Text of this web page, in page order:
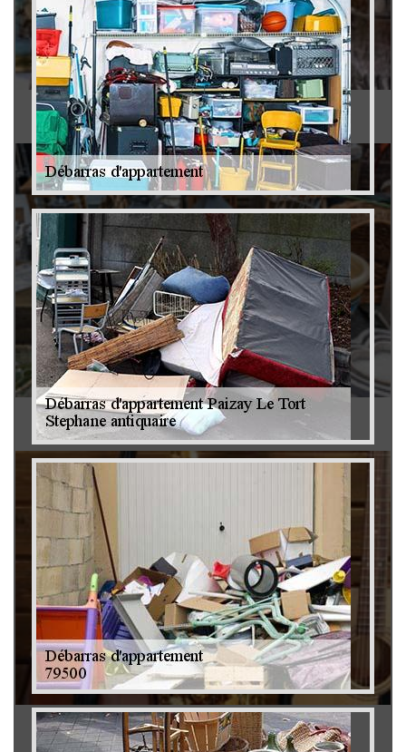
Antiquaire 79
Brocanteur 79
Rachat instrument de musique 79